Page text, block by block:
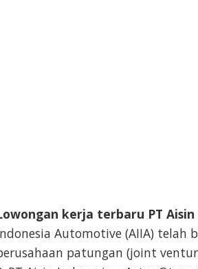
kerja terbaru PT
Automotive (AIIA) telah
patungan (joint